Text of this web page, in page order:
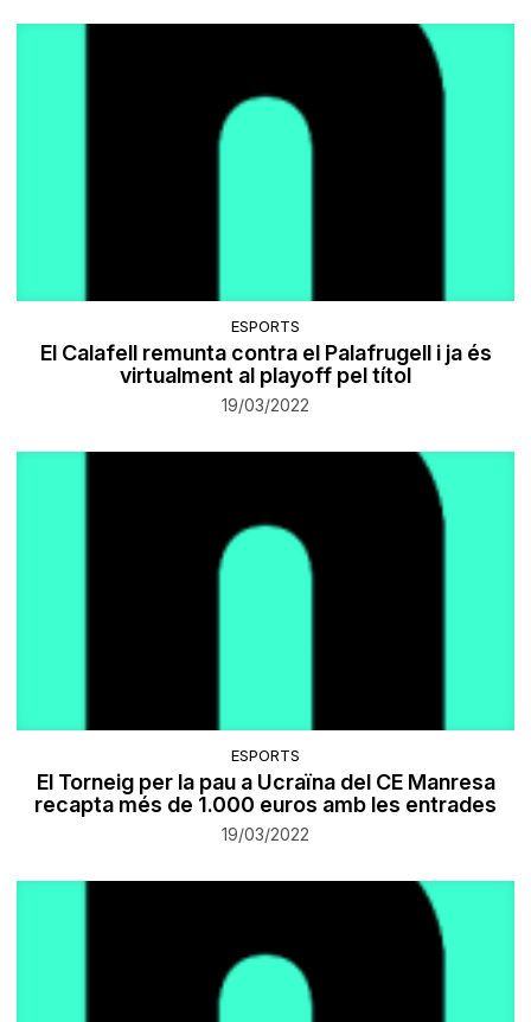
ESPORTS
El Calafell remunta contra el Palafrugell i ja és
virtualment al playoff pel títol
19/03/2022
ESPORTS
El Torneig per la pau a Ucraïna del CE Manresa
recapta més de 1.000 euros amb les entrades
19/03/2022